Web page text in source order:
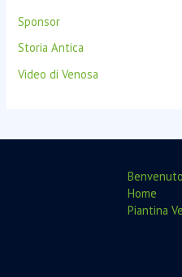
Sponsor
Storia Antica
Video di Venosa
Benvenuto
Home
Piantina